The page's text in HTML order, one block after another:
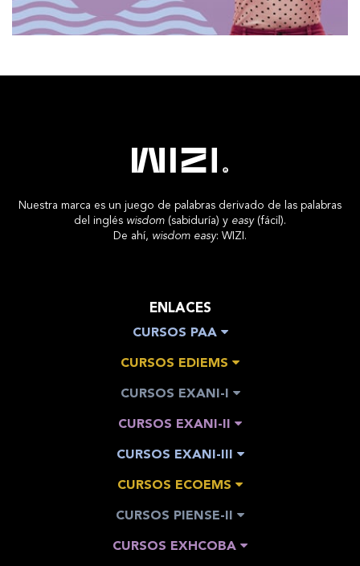
Nuestra marca es un juego de palabras derivado de las palabras
del inglés wisdom (sabiduría) y easy(fácil).
De ahí, wisdom easy: WIZI.
ENLACES
CURSOS PAA
CURSOS EDIEMS
CURSOS EXANI-I
CURSOS EXANI-II
CURSOS EXANI-III
CURSOS ECOEMS
CURSOS PIENSE-II
CURSOS EXHCOBA